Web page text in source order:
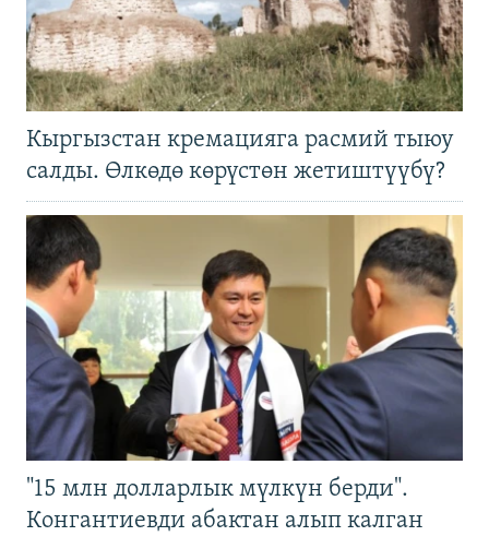
Кыргызстан кремацияга расмий тыюу
салды. Өлкөдө көрүстөн жетиштүүбү?
"15 млн долларлык мүлкүн берди".
Конгантиевди абактан алып калган